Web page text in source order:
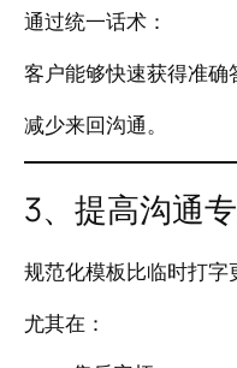
通过统一话术：
客户能够快速获得准确
减少来回沟通。
3、提高沟通
规范化模板比临时打字
尤其在：